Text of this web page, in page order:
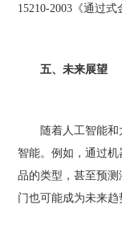
15210-2003《通过
五、未来展望
随着人工智能和
智能。例如，通过
品的类型，甚至预
门也可能成为未来趋